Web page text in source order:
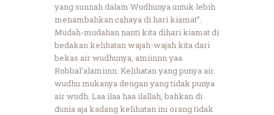
yang sunnah dalam Wudhunya untuk lebih
menambahkan cahaya di hari kiamat”.
Mudah-mudahan nanti kita dihari kiamat di
bedakan kelihatan wajah-wajah kita dari
bekas air wudhunya, amiinnn yaa
Robbal’alamiinn. Kelihatan yang punya air
wudhu mukanya dengan yang tidak punya
air wudh. Laa ilaa haa ilallah, bahkan di
dunia aja kadang kelihatan ini orang tidak